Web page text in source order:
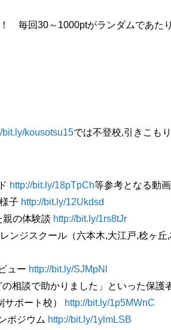
毎回30～1000ptがランダムであた
bit.ly/kousotsu15では不登校,引きこも
http://bit.ly/18pTpCh等参考となる動
子 http://bit.ly/12Ukdsd
の体験談 http://bit.ly/1rs8tJr
ジスクール（六本木,大江戸,稔ヶ丘,
ュー http://bit.ly/SJMpNl
相談で助かりました」といった保護
ポート校）
http://bit.ly/1p5MWnC
ポジウム http://bit.ly/1ylmLSB